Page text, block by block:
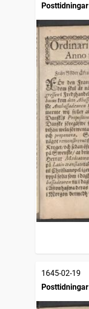
Posttidningar
1645-02-19
Posttidningar